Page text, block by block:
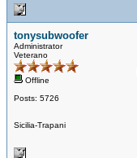
tonysubwoofer
Administrator
Veterano
Offline
Posts: 5726
Sicilia-Trapani